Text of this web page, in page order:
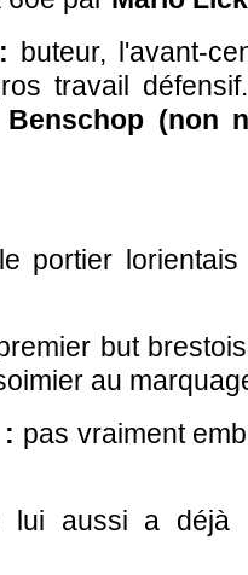
buteur, l'avant-
travail
Benschop (non
le portier
but
au
pas vraiment
lui aussi a déjà